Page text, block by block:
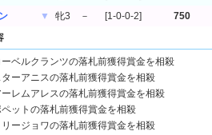
▼ 牝3 － [1-0-0-2] 750
ーベルクランツの落札前獲得賞金を相殺
ターアニスの落札前獲得賞金を相殺
ーレムアレスの落札前獲得賞金を相殺
ットの落札前獲得賞金を相殺
リージョワの落札前獲得賞金を相殺